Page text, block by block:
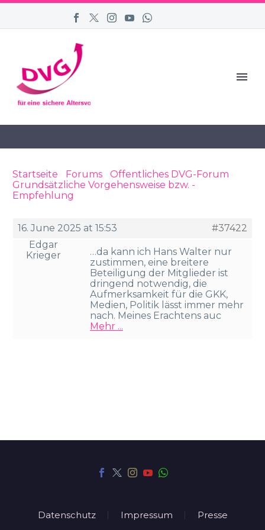
Startseite Forums Öffentliches DVG-Forum
Grundsätzliche Vorgehensweise bzw. -
Empfehlung
16. June 2025 at 15:53
#37422
Edgar
Krieger
…da kann ich Hans Walter nur
zustimmen, eine breitere
Beteiligung der Mitglieder ist
dringend notwendig, die
Aufmerksamkeit für die GKK,
Medien, Politik lässt immer mehr
nach. Meines Erachtens auc
Mehr ...
Datenschutz Impressum Presse